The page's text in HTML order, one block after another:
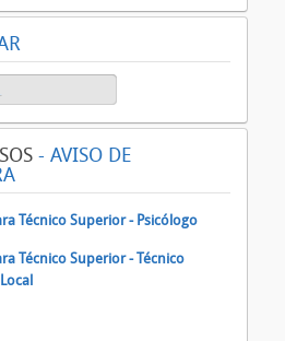
- AVISO DE
Técnico Superior - Psicólogo
Técnico Superior - Técnico